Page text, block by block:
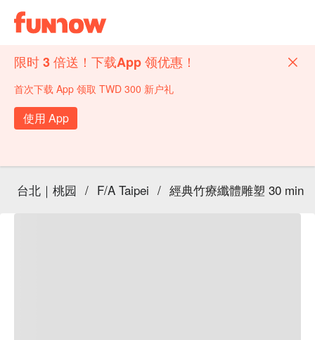
限时 3 倍送！下载App 领优惠！
首次下载 App 领取 TWD 300 新户礼
使用 App
台北｜桃园 / F/A Taipei / 經典竹療纖體雕塑 30 min